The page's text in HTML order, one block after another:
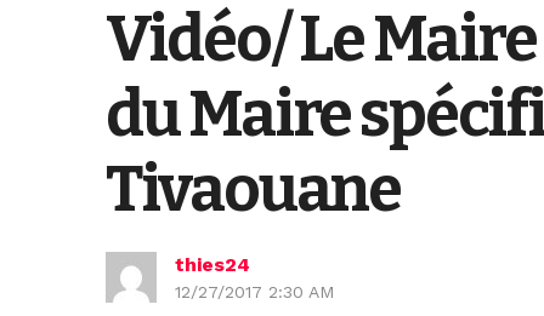
Vidéo/ Le
du Maire
Tivaouane
thies24
12/27/2017 2:30 AM